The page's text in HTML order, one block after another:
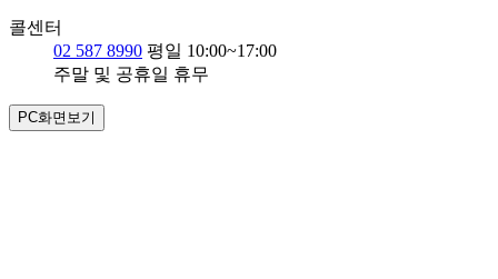
콜센터
02 587 8990 평일 10:00~17:00
주말 및 공휴일 휴무
PC화면보기